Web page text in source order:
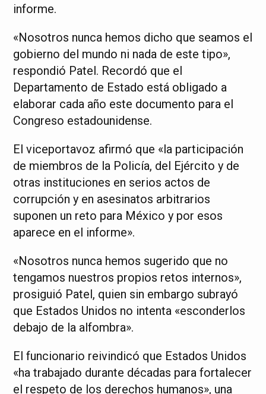
informe.
«Nosotros nunca hemos dicho que seamos el
gobierno del mundo ni nada de este tipo»,
respondió Patel. Recordó que el
Departamento de Estado está obligado a
elaborar cada año este documento para el
Congreso estadounidense.
El viceportavoz afirmó que «la participación
de miembros de la Policía, del Ejército y de
otras instituciones en serios actos de
corrupción y en asesinatos arbitrarios
suponen un reto para México y por esos
aparece en el informe».
«Nosotros nunca hemos sugerido que no
tengamos nuestros propios retos internos»,
prosiguió Patel, quien sin embargo subrayó
que Estados Unidos no intenta «esconderlos
debajo de la alfombra».
El funcionario reivindicó que Estados Unidos
«ha trabajado durante décadas para fortalecer
el respeto de los derechos humanos», una